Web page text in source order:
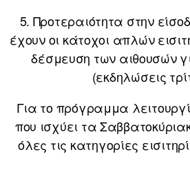
5. Προτεραιότητα στην
έχουν οι κάτοχοι απλών
δέσμευση των αιθουσών
(εκδηλώσεις
Για το πρόγραμμα
που ισχύει τα
όλες τις κατηγορίες